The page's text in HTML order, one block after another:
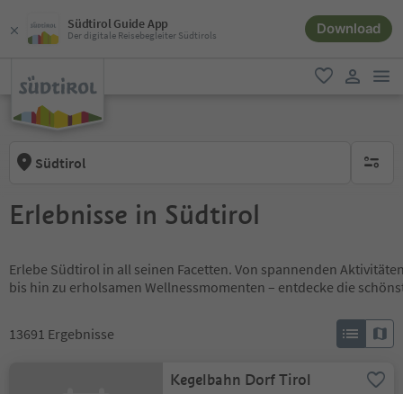
Südtirol Guide App
Der digitale Reisebegleiter Südtirols Download
favorit
Südtirol keine
Erlebnisse in Südtirol
Erlebe Südtirol in all seinen Facetten. Von spannenden
bis hin zu erholsamen Wellnessmomenten – entdecke die
13691 Ergebnisse
Kegelbahn Dorf Tirol